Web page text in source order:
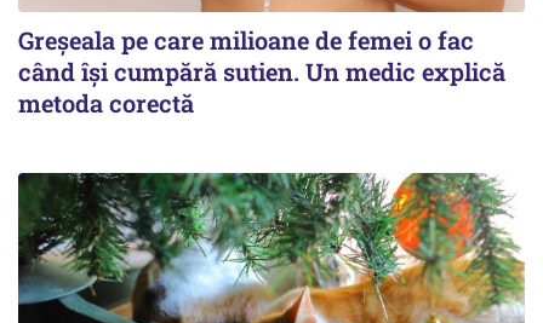
Greșeala pe care milioane de femei o fac
când își cumpără sutien. Un medic explică
metoda corectă